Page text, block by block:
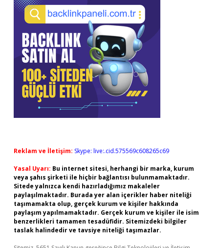
Reklam ve İletişim: Skype: live:.cid.575569c608265c69
Yasal Uyarı: Bu internet sitesi, herhangi bir marka, kurum
veya şahıs şirketi ile hiçbir bağlantısı bulunmamaktadır.
Sitede yalnızca kendi hazırladığımız makaleler
paylaşılmaktadır. Burada yer alan içerikler haber niteliği
taşımamakta olup, gerçek kurum ve kişiler hakkında
paylaşım yapılmamaktadır. Gerçek kurum ve kişiler ile isim
benzerlikleri tamamen tesadüfidir. Sitemizdeki bilgiler
taslak halindedir ve tavsiye niteliği taşımazlar.